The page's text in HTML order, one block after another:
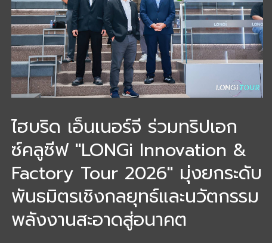
ไฮบริด เอ็นเนอร์จี ร่วมทริปเอก
ซ์คลูซีฟ "LONGi Innovation &
Factory Tour 2026" มุ่งยกระดับ
พันธมิตรเชิงกลยุทธ์และนวัตกรรม
พลังงานสะอาดสู่อนาคต